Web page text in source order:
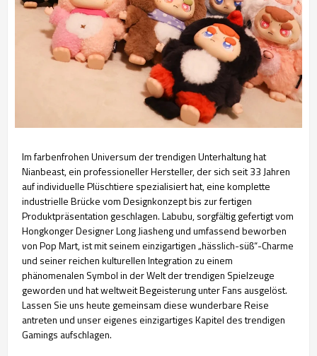
Im farbenfrohen Universum der trendigen Unterhaltung hat
Nianbeast, ein professioneller Hersteller, der sich seit 33 Jahren
auf individuelle Plüschtiere spezialisiert hat, eine komplette
industrielle Brücke vom Designkonzept bis zur fertigen
Produktpräsentation geschlagen. Labubu, sorgfältig gefertigt vom
Hongkonger Designer Long Jiasheng und umfassend beworben
von Pop Mart, ist mit seinem einzigartigen „hässlich-süß“-Charme
und seiner reichen kulturellen Integration zu einem
phänomenalen Symbol in der Welt der trendigen Spielzeuge
geworden und hat weltweit Begeisterung unter Fans ausgelöst.
Lassen Sie uns heute gemeinsam diese wunderbare Reise
antreten und unser eigenes einzigartiges Kapitel des trendigen
Gamings aufschlagen.